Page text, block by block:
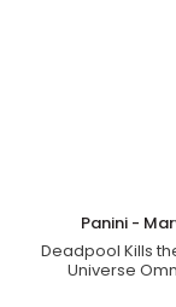
Panini -
Deadpool Kills
Universe